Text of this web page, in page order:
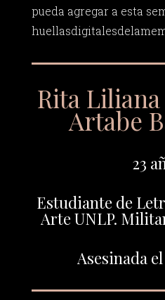
pueda agregar a esta
Rita
Artabe
23
Estudiante de
Arte UNLP.
Asesinada